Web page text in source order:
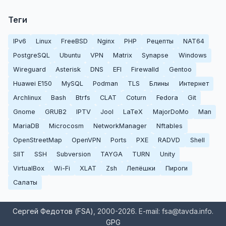
Теги
IPv6 Linux FreeBSD Nginx PHP Рецепты
NAT64
PostgreSQL
Ubuntu VPN Matrix Synapse
Windows
Wireguard
Asterisk DNS EFI Firewalld
Gentoo
Huawei E150
MySQL Podman TLS Блины
Интернет
Archlinux
Bash Btrfs CLAT Coturn Fedora
Git
Gnome
GRUB2 IPTV Jool LaTeX MajorDoMo
Man
MariaDB
Microcosm NetworkManager
Nftables
OpenStreetMap
OpenVPN Ports PXE RADVD
Shell
SIIT
SSH Subversion TAYGA TURN
Unity
VirtualBox
Wi-Fi XLAT Zsh Лепёшки
Пироги
Салаты
Сергей Федотов (FSA)
, 2000-2026. E-mail: fsa@tavda.info.
GPG